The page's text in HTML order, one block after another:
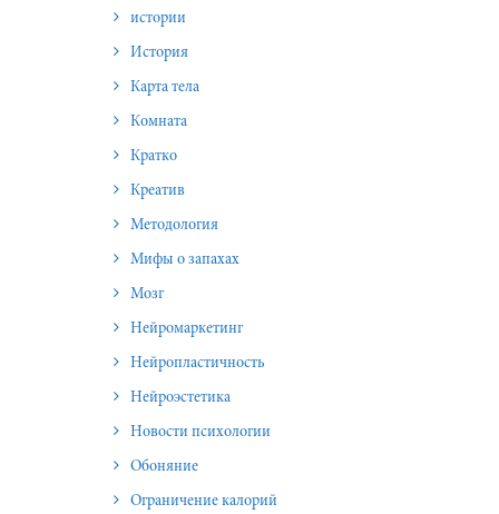
истории
История
Карта тела
Комната
Кратко
Креатив
Методология
Мифы о запахах
Мозг
Нейромаркетинг
Нейропластичность
Нейроэстетика
Новости психологии
Обоняние
Ограничение калорий